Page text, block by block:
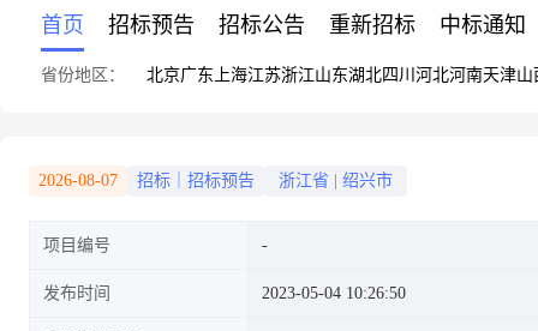
首页 招标预告 招标公告 重新招标 中标通知
省份地区： 北京广东 上海江苏浙江山东湖北四川 河北河南天津山
2026-08-07 招标｜招标预告 浙江省 绍兴市
项目编号
发布时间 2023-05-04 10:26:50